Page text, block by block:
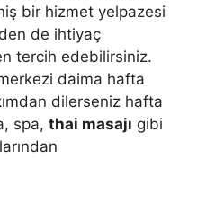
bir hizmet yelpazesi
de ihtiyaç
tercih edebilirsiniz.
daima hafta
dilerseniz hafta
spa, thai masajı gibi